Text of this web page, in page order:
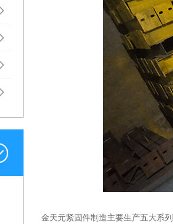
金天元紧固件制造主要生产五大系列